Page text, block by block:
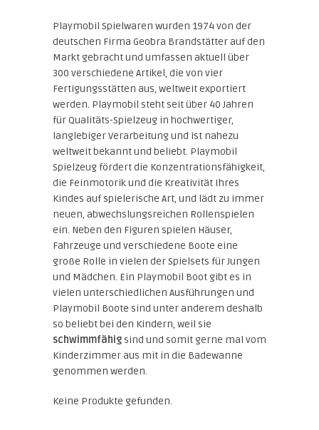
Playmobil Spielwaren wurden 1974 von der
deutschen Firma Geobra Brandstätter auf den
Markt gebracht und umfassen aktuell über
300 verschiedene Artikel, die von vier
Fertigungsstätten aus, weltweit exportiert
werden. Playmobil steht seit über 40 Jahren
für Qualitäts-Spielzeug in hochwertiger,
langlebiger Verarbeitung und ist nahezu
weltweit bekannt und beliebt. Playmobil
Spielzeug fördert die Konzentrationsfähigkeit,
die Feinmotorik und die Kreativität Ihres
Kindes auf spielerische Art, und lädt zu immer
neuen, abwechslungsreichen Rollenspielen
ein. Neben den Figuren spielen Häuser,
Fahrzeuge und verschiedene Boote eine
große Rolle in vielen der Spielsets für Jungen
und Mädchen. Ein Playmobil Boot gibt es in
vielen unterschiedlichen Ausführungen und
Playmobil Boote sind unter anderem deshalb
so beliebt bei den Kindern, weil sie
schwimmfähig sind und somit gerne mal vom
Kinderzimmer aus mit in die Badewanne
genommen werden.
Keine Produkte gefunden.